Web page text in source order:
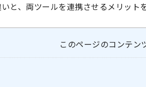
と、両ツールを連携させるメリット
このページのコンテン